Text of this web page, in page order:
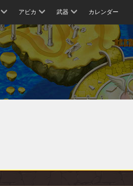
アビカ 武器 カレンダー